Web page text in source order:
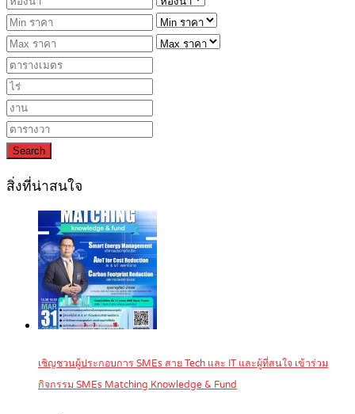
Search
สิ่งที่น่าสนใจ
เชิญชวนผู้ประกอบการ SMEs สาย Tech และ IT และผู้ที่สนใจ เข้าร่วม
กิจกรรม SMEs Matching Knowledge & Fund